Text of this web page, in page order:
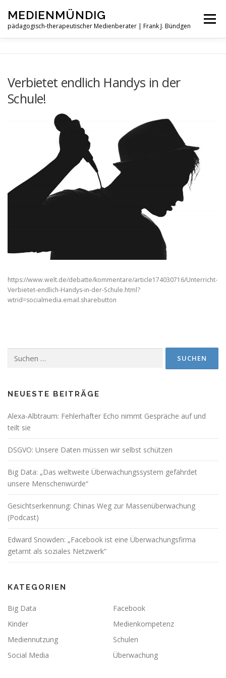
Inhalt
springen
MEDIENMÜNDIG
pädagogisch-therapeutischer Medienberater | Frank J. Bündgen
Menü
KONTAKT
Verbietet endlich Handys in der
Schule!
https://www.welt.de/debatte/kommentare/article174030716/Unterricht-
Verbietet-endlich-Handys-in-der-Schule.html?
wtrid=socialmedia.email.sharebutton
nach:
NEUESTE BEITRÄGE
Alexa-Albtraum: Fehlerhafter Echo nimmt Gespräche auf und
teilt sie
DSGVO: Unsere Daten müssen wir selbst schützen
Big Data: „Das weltweite Überwachungssystem gefährdet
unsere Menschenwürde“
Gesichtserkennung: Chinas Weg zur Massenüberwachung
(Podcast)
Edward Snowden: „Facebook ist eine Überwachungsfirma
getarnt als soziales Netzwerk“
KATEGORIEN
Big Data
Facebook
Kinder
Medienkompetenz
Mediennutzung
Schulen
Social Media
Überwachung